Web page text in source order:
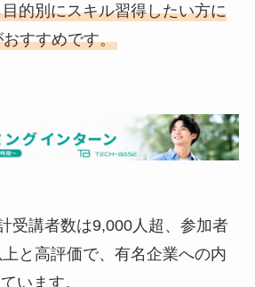
的別にスキル習得したい方に
すすめです。
受講者数は9,000人超、参加者
と高評価で、有名企業への内
います。